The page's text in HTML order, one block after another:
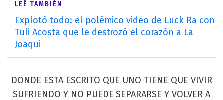
LEÉ TAMBIÉN
Explotó todo: el polémico video de Luck Ra con
Tuli Acosta que le destrozó el corazón a La
Joaqui
DONDE ESTA ESCRITO QUE UNO TIENE QUE VIVIR
SUFRIENDO Y NO PUEDE SEPARARSE Y VOLVER A